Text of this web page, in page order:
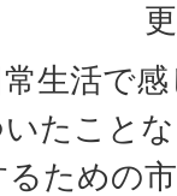
生活で
たこと
ための